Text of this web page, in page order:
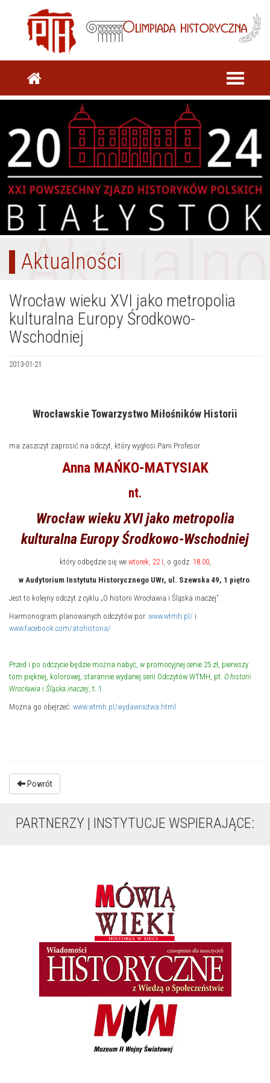
Aktualności
Wrocław wieku XVI jako metropolia
kulturalna Europy Środkowo-
Wschodniej
2013-01-21
Wrocławskie Towarzystwo Miłośników Historii
ma zaszczyt zaprosić na odczyt, który wygłosi Pani Profesor
Anna MAŃKO-MATYSIAK
nt.
Wrocław wieku XVI jako metropolia
kulturalna Europy Środkowo-Wschodniej
który odbędzie się wewtorek, 22 I, o godz. 18.00,
w Audytorium Instytutu Historycznego UWr, ul. Szewska 49, 1 piętro.
Jest to kolejny odczyt z cyklu „O historii Wrocławia i Śląska inaczej”.
Harmonogram planowanych odczytów por. www.wtmh.pl/ i
www.facebook.com/atohistoria/
Przed i po odczycie będzie można nabyć, w promocyjnej cenie 25 zł, pierwszy
tom pięknej, kolorowej, starannie wydanej serii Odczytów WTMH, pt. O historii
Wrocławia i Śląska inaczej, t. 1.
Można go obejrzeć: www.wtmh.pl/wydawnictwa.html
Powrót
PARTNERZY | INSTYTUCJE WSPIERAJĄCE: